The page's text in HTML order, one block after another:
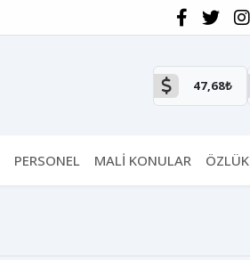
47,68₺
PERSONEL MALİ KONULAR ÖZLÜK